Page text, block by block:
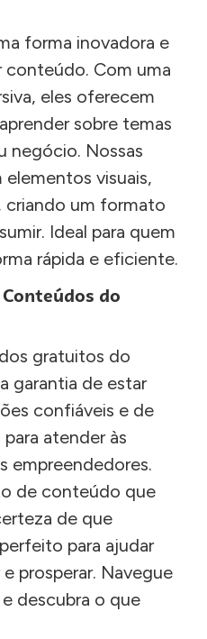
forma inovadora e
conteúdo. Com uma
eles oferecem
sobre temas
negócio. Nossas
visuais,
um formato
Ideal para quem
rápida e eficiente.
do
gratuitos do
garantia de estar
confiáveis e de
atender às
empreendedores.
de conteúdo que
de que
para ajudar
prosperar. Navegue
descubra o que